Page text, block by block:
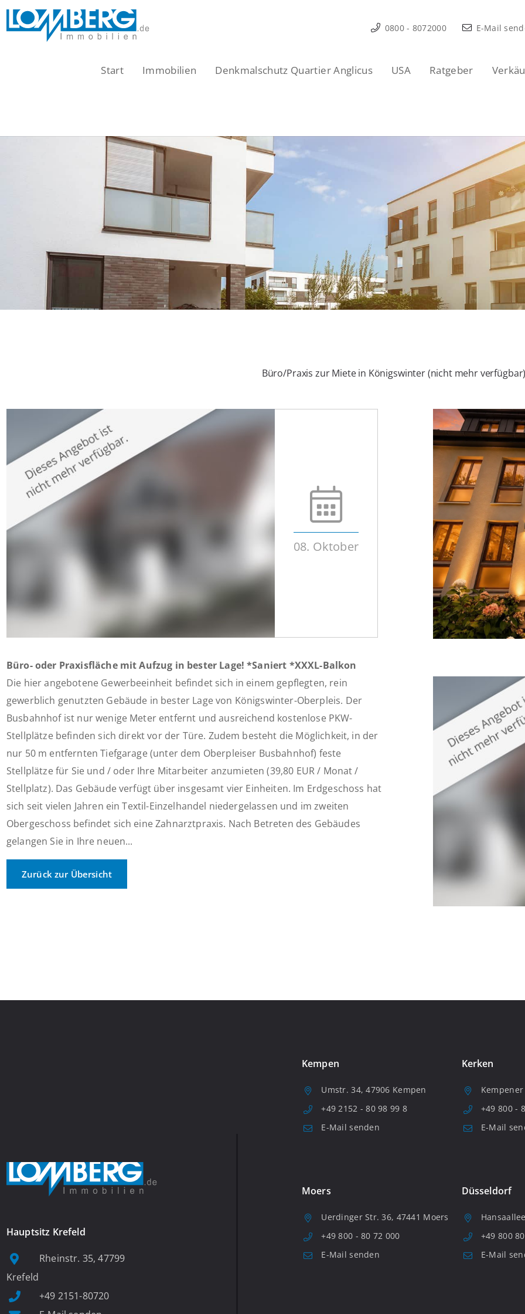
Zum
Inhalt
0800 - 8072000 E-Mail
Start Immobilien Denkmalschutz Quartier Anglicus USA Ratgeber
Büro/Praxis zur Miete in Königswinter (nicht mehr
08. Oktober
Büro- oder Praxisfläche mit Aufzug in bester Lage! *Saniert *XXXL-Balkon
Die hier angebotene Gewerbeeinheit befindet sich in einem gepflegten, rein
gewerblich genutzten Gebäude in bester Lage von Königswinter-Oberpleis. Der
Busbahnhof ist nur wenige Meter entfernt und ausreichend kostenlose PKW-
Stellplätze befinden sich direkt vor der Türe. Zudem besteht die Möglichkeit, in der
nur 50 m entfernten Tiefgarage (unter dem Oberpleiser Busbahnhof) feste
Stellplätze für Sie und / oder Ihre Mitarbeiter anzumieten (39,80 EUR / Monat /
Stellplatz). Das Gebäude verfügt über insgesamt vier Einheiten. Im Erdgeschoss hat
sich seit vielen Jahren ein Textil-Einzelhandel niedergelassen und im zweiten
Obergeschoss befindet sich eine Zahnarztpraxis. Nach Betreten des Gebäudes
gelangen Sie in Ihre neuen...
Zurück zur Übersicht
Hauptsitz Krefeld
Rheinstr. 35, 47799
Krefeld
+49 2151-80720
Kempen
Umstr. 34, 47906 Kempen
+49 2152 - 80 98 99 8
E-Mail senden
Kerken
+49 800 -
E-Mail
Moers
Uerdinger Str. 36, 47441 Moers
+49 800 - 80 72 000
E-Mail senden
Düsseldorf
+49 800
E-Mail